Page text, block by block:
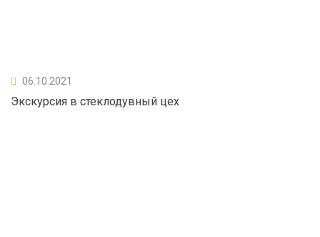
06.10.2021
Экскурсия в стеклодувный цех